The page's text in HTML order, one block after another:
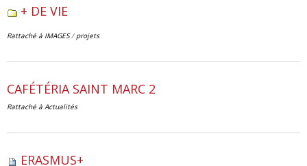
+ DE VIE
Rattaché à IMAGES / projets
CAFÉTÉRIA SAINT MARC 2
Rattaché à Actualités
ERASMUS+